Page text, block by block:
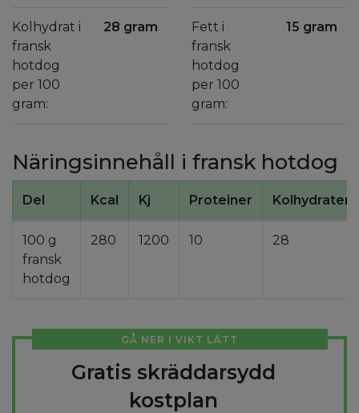
Kolhydrat i
fransk
hotdog
per 100
gram:
28 gram
Fett i
fransk
hotdog
per 100
gram:
15 gram
Näringsinnehåll i fransk hotdog
Del Kcal Kj Proteiner Kolhydrater
100 g
fransk
hotdog
280 1200 10 28
GÅ NER I VIKT LÄTT
Gratis skräddarsydd
kostplan